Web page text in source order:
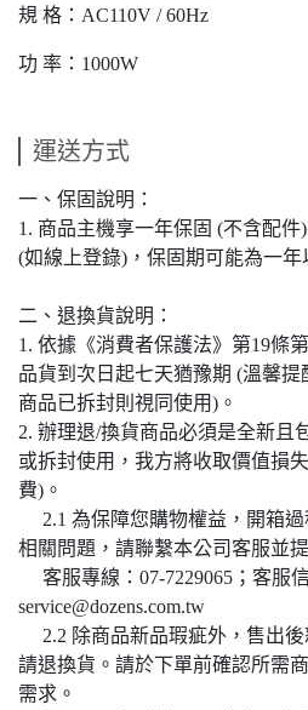
規 格：AC110V / 60Hz
功 率：1000W
運送方式
一、保固說明：
1. 商品主機享一年保固 (不含配
(如線上登錄)，保固期可能為一年
二、退換貨說明：
1. 依據《消費者保護法》第19條
品貨到次日起七天猶豫期 (溫馨
商品已拆封則視同使用)。
2. 辦理退/換貨商品必須是全新且
或拆封使用，我方將收取價值損
費)。
2.1 為保障您購物權益，開箱過
相關問題，請聯繫本公司客服並
客服專線：07-7229065；客服信
service@dozens.com.tw
2.2 除商品新品瑕疵外，售出後
請退換貨。請於下單前確認所需
需求。